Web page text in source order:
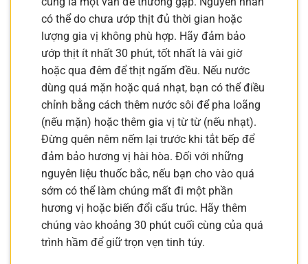
có thể do chưa ướp thịt đủ thời gian hoặc
lượng gia vị không phù hợp. Hãy đảm bảo
ướp thịt ít nhất 30 phút, tốt nhất là vài giờ
hoặc qua đêm để thịt ngấm đều. Nếu nước
dùng quá mặn hoặc quá nhạt, bạn có thể điều
chỉnh bằng cách thêm nước sôi để pha loãng
(nếu mặn) hoặc thêm gia vị từ từ (nếu nhạt).
Đừng quên nêm nếm lại trước khi tắt bếp để
đảm bảo hương vị hài hòa. Đối với những
nguyên liệu thuốc bắc, nếu bạn cho vào quá
sớm có thể làm chúng mất đi một phần
hương vị hoặc biến đổi cấu trúc. Hãy thêm
chúng vào khoảng 30 phút cuối cùng của quá
trình hầm để giữ trọn vẹn tinh túy.